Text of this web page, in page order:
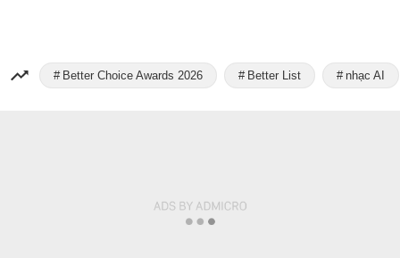
Better Choice Awards 2026 Better List nhạc AI